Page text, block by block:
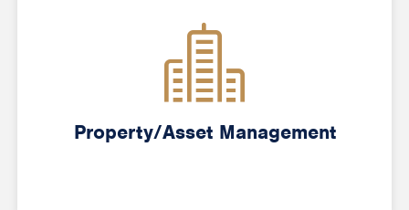
Property/Asset Management